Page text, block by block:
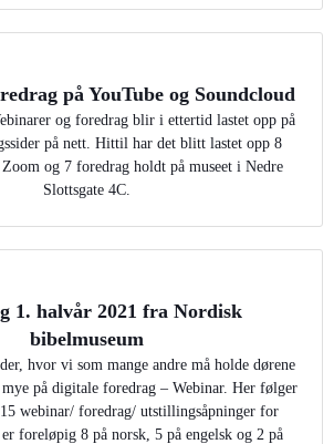
på YouTube og Soundcloud
og foredrag blir i ettertid lastet opp på
på nett. Hittil har det blitt lastet opp 8
og 7 foredrag holdt på museet i Nedre
Slottsgate 4C.
1. halvår 2021 fra Nordisk
bibelmuseum
hvor vi som mange andre må holde dørene
på digitale foredrag – Webinar. Her følger
webinar/ foredrag/ utstillingsåpninger for
foreløpig 8 på norsk, 5 på engelsk og 2 på